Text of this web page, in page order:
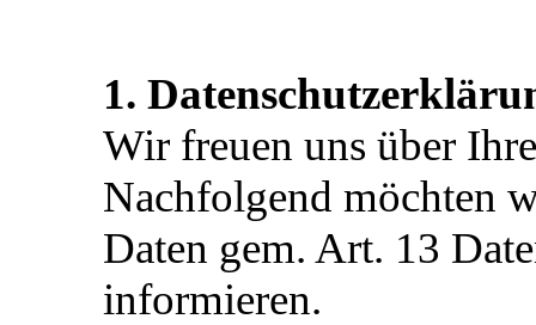
1.
Wir freuen uns über
Nachfolgend möchten
Daten gem. Art. 13
informieren.